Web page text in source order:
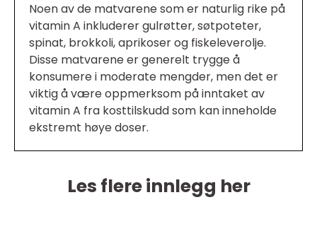
Noen av de matvarene som er naturlig rike på
vitamin A inkluderer gulrøtter, søtpoteter,
spinat, brokkoli, aprikoser og fiskeleverolje.
Disse matvarene er generelt trygge å
konsumere i moderate mengder, men det er
viktig å være oppmerksom på inntaket av
vitamin A fra kosttilskudd som kan inneholde
ekstremt høye doser.
Les flere innlegg her